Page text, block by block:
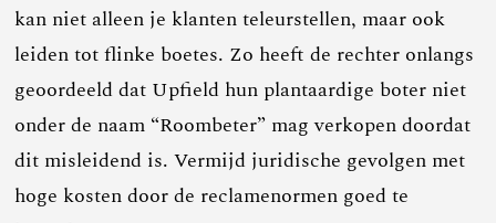
kan niet alleen je klanten teleurstellen, maar ook
leiden tot flinke boetes. Zo heeft de rechter onlangs
geoordeeld dat Upfield hun plantaardige boter niet
onder de naam “Roombeter” mag verkopen doordat
dit misleidend is. Vermijd juridische gevolgen met
hoge kosten door de reclamenormen goed te